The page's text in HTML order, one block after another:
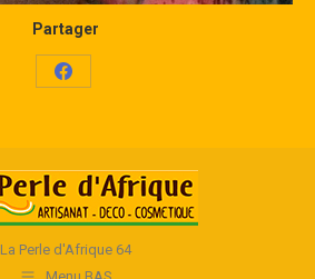
Partager
Share
La Perle d'Afrique 64